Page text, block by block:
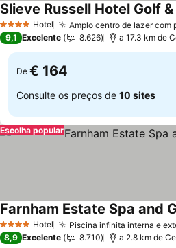
4 EstrelasHotel Amplo centro de lazer com
Slieve Russell Hotel Golf
9,1 Excelente 8.626 a 17.3 km de
De € 164
Consulte os preços de 10 sites
Escolha popular
4 EstrelasHotel Piscina infinita interna e
Farnham Estate Spa and
8,9 Excelente 8.710 a 2.8 km de